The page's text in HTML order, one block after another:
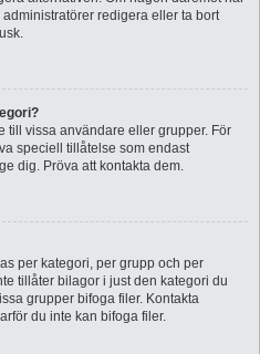
redigera eller ta bort
till vissa användare eller grupper. För
speciell tillåtelse som endast
dig. Pröva att kontakta dem.
per kategori, per grupp och per
tillåter bilagor i just den kategori du
grupper bifoga filer. Kontakta
du inte kan bifoga filer.